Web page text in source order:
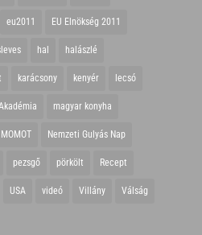
eu2011 EU Elnökség 2011
hal halászlé
karácsony kenyér lecsó
magyar konyha
MOMOT Nemzeti Gulyás Nap
pezsgő pörkölt Recept
USA videó Villány Válság